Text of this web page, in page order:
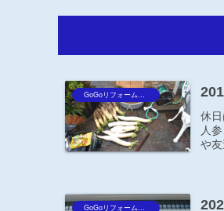
GoGoリフォーム王Blog
休
人
や